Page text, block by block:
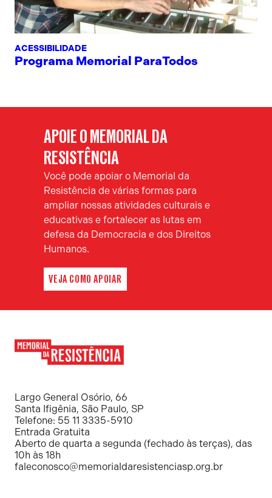
ACESSIBILIDADE
Programa Memorial ParaTodos
APOIE O MEMORIAL DA
RESISTÊNCIA
Você pode apoiar o Memorial da
Resistência de várias formas para
ampliar nossas atividades culturais e
educativas e fortalecer as lutas em
defesa da Democracia e dos Direitos
Humanos.
VEJA COMO APOIAR
Resistência
Largo General Osório, 66
Santa Ifigênia, São Paulo, SP
Telefone: 55 11 3335-5910
Entrada Gratuita
Aberto de quarta a segunda (fechado às terças), das
10h às 18h
faleconosco@memorialdaresistenciasp.org.br